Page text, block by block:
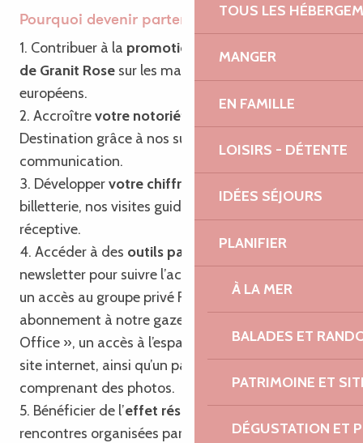
TOUS LES
MANGER
EN FAMILLE
LOISIRS - DÉTENTE
IDÉES SÉJOURS
PLANIFIER
À LA MER
BALADES ET
PATRIMOINE ET
DÉGUSTATION ET
Pourquoi devenir partenaire ?
1. Contribuer à la promotion de Bretagne – Côte
de Granit Rose sur les marchés français et
européens.
2. Accroîtrevotre notoriété
Destination grâce à nos supports de
communication.
3. Développervotre chiffre d’affaires
grâce à notre
billetterie, nos visites guidées et notre agence
réceptive.
4. Accéder à des outils partagés tels que notre
newsletter pour suivre l’actualité touristique locale,
un accès au groupe privé Facebook, un
abonnement à notre gazette « Trégor Post
Office », un accès à l’espace professionnel de notre
site internet, ainsi qu’un pack communication
comprenant des photos.
5. Bénéficier de l’effet réseau
en participant aux
rencontres organisées par l’Office de Tourisme.